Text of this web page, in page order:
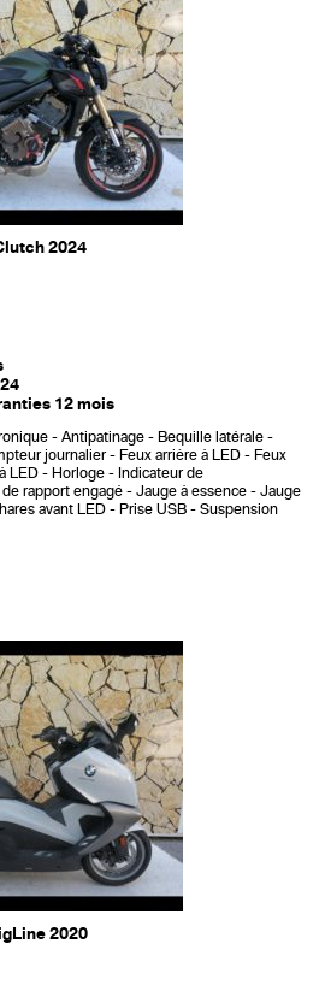
2024
12 mois
Antipatinage
Bequille latérale
journalier Feux arrière à LED
Feux
LED Horloge
Indicateur de
de rapport engagé Jauge à essence
Jauge
avant LED Prise USB
Suspension
2020